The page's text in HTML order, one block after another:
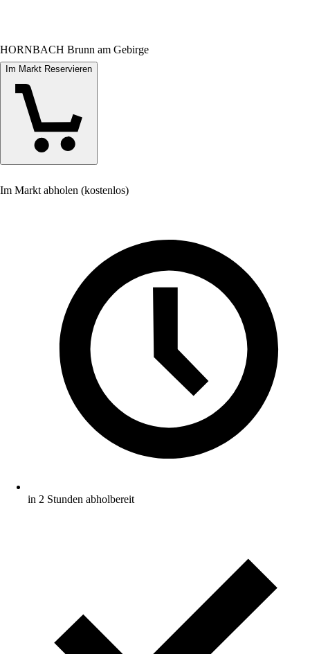
HORNBACH Brunn am Gebirge
Im Markt Reservieren
Im Markt abholen (kostenlos)
in 2 Stunden abholbereit